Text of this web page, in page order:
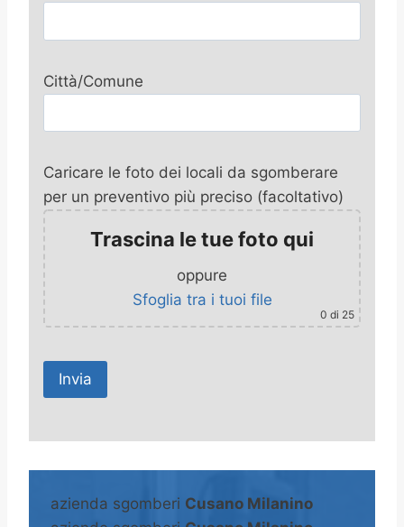
Città/Comune
Caricare le foto dei locali da sgomberare
per un preventivo più preciso (facoltativo)
Trascina le tue foto qui
oppure
Sfoglia tra i tuoi file
0 di 25
A
eazienda sgomberi Cusano Milanino